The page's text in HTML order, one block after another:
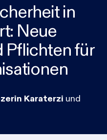
in
Neue
Pflichten für
Karaterzi und